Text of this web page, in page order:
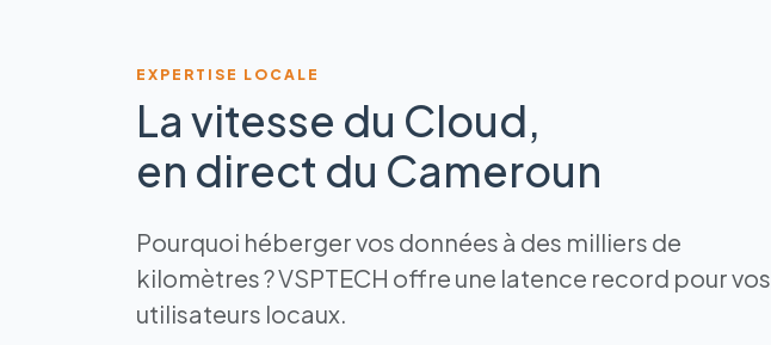
EXPERTISE LOCALE
La vitesse du Cloud,
en direct du Cameroun
Pourquoi héberger vos données à des milliers de
kilomètres ? VSPTECH offre une latence record pour vos
utilisateurs locaux.